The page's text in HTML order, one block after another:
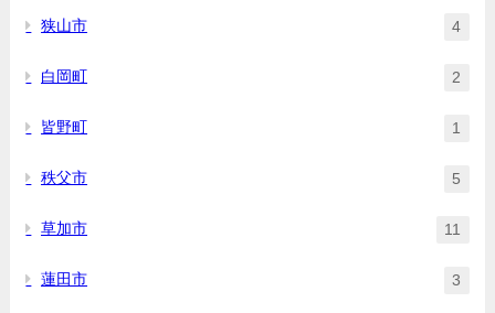
狭山市 4
白岡町 2
皆野町 1
秩父市 5
草加市 11
蓮田市 3